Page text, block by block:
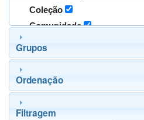
Coleção
Comunidade
Grupos
Ordenação
Filtragem